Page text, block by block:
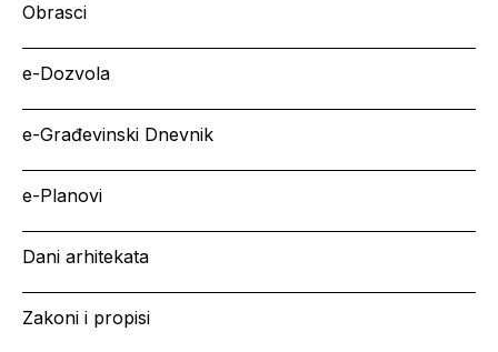
Obrasci
e-Dozvola
e-Građevinski Dnevnik
e-Planovi
Dani arhitekata
Zakoni i propisi